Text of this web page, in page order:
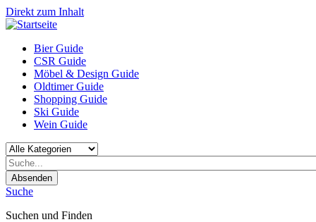
Direkt zum Inhalt
Bier Guide
CSR Guide
Möbel & Design Guide
Oldtimer Guide
Shopping Guide
Ski Guide
Wein Guide
Absenden
Suche
Suchen und Finden